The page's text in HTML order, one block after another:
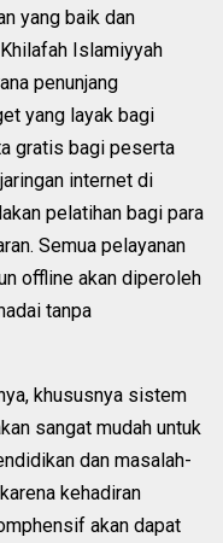
yang baik dan
Islamiyyah
penunjang
yang layak bagi
gratis bagi peserta
internet di
pelatihan bagi para
Semua pelayanan
offline akan diperoleh
tanpa
khususnya sistem
sangat mudah untuk
dan masalah-
kehadiran
akan dapat